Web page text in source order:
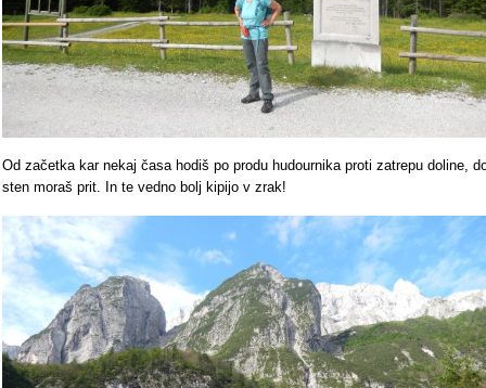
Od začetka kar nekaj časa hodiš po produ hudournika proti zatrepu doline,
sten moraš prit. In te vedno bolj kipijo v zrak!